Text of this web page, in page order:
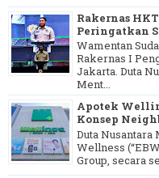
Rakernas
Peringatkan
Wamentan
Rakernas I
Jakarta. Duta
Ment...
Apotek
Konsep
Duta Nusantara
Wellness
Group, secara